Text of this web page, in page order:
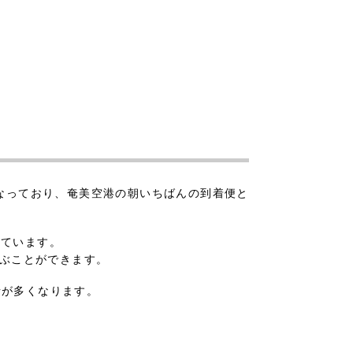
ており、奄美空港の朝いちばんの到着便と
います。
とができます。
多くなります。